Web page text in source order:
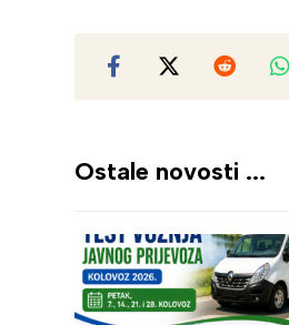
Ostale novosti ...